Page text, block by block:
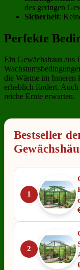
des geringen
Sicherheit:
Perfekte
Ein Gewächshaus aus
die Wärme im Inneren
erheblich fördert.
reiche Ernte erwarten.
Bestseller
1
2